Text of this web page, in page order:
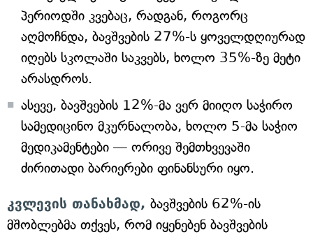
პერიოდში კვებაც, რადგან, როგორც
აღმოჩნდა, ბავშვების 27%-ს ყოველდღიურად
იღებს სკოლაში საკვებს, ხოლო 35%-ზე მეტი
არასდროს.
ასევე, ბავშვების 12%-მა ვერ მიიღო საჭირო
სამედიცინო მკურნალობა, ხოლო 5-მა საჭიო
მედიკამენტები — ორივე შემთხვევაში
ძირითადი ბარიერები ფინანსური იყო.
კვლევის თანახმად, ბავშვების 62%-ის
მშობლებმა თქვეს, რომ იყენებენ ბავშვების